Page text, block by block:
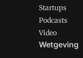
Startups
Podcasts
Video
Wetgeving